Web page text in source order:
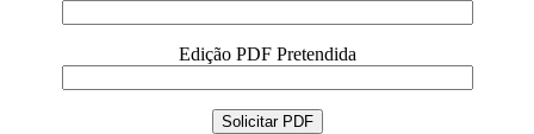
Edição PDF Pretendida